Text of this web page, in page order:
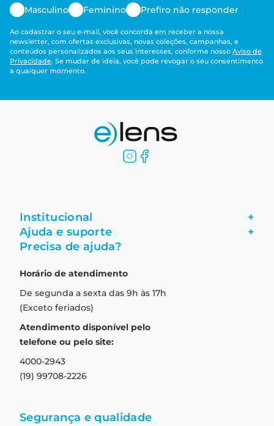
Masculino Feminino Prefiro não responder
Ao cadastrar o seu e-mail, você concorda em receber a nossa
newsletter, com ofertas exclusivas, novas coleções, campanhas, e
conteúdos personalizados aos seus interesses, conforme nosso Aviso de
Privacidade. Se mudar de ideia, você pode revogar o seu consentimento
a qualquer momento.
Institucional +
Fale conosco
Formas de pagamento
Aviso de privacidade
Termos e condições de uso
Ajuda e suporte +
Garantia
Troca e devolução
Central de relacionamento
Precisa de ajuda?
Horário de atendimento
De segunda a sexta das 9h às 17h
(Exceto feriados)
Atendimento disponível pelo
telefone ou pelo site:
4000-2943
(19) 99708-2226
Segurança e qualidade